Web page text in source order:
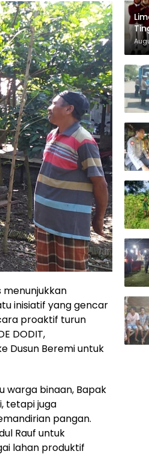
menunjukkan
inisiatif yang gencar
proaktif turun
DODIT,
Dusun Beremi untuk
warga binaan, Bapak
tetapi juga
pangan.
Rauf untuk
lahan produktif